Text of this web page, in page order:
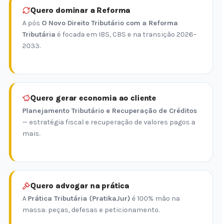
Quero dominar a Reforma
A pós O Novo Direito Tributário com a Reforma
Tributária é focada em IBS, CBS e na transição 2026–
2033.
Quero gerar economia ao cliente
Planejamento Tributário e Recuperação de Créditos
— estratégia fiscal e recuperação de valores pagos a
mais.
Quero advogar na prática
A Prática Tributária (PratikaJur) é 100% mão na
massa: peças, defesas e peticionamento.